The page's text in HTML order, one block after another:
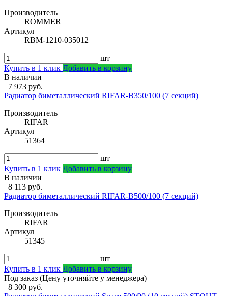
Производитель
ROMMER
Артикул
RBM-1210-035012
шт
Купить в 1 клик Добавить в корзину
В наличии
7 973 руб.
Радиатор биметаллический RIFAR-В350/100 (7 секций)
Производитель
RIFAR
Артикул
51364
шт
Купить в 1 клик Добавить в корзину
В наличии
8 113 руб.
Радиатор биметаллический RIFAR-В500/100 (7 секций)
Производитель
RIFAR
Артикул
51345
шт
Купить в 1 клик Добавить в корзину
Под заказ (Цену уточняйте у менеджера)
8 300 руб.